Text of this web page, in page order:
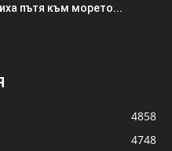
пътя към морето...
4858
4748